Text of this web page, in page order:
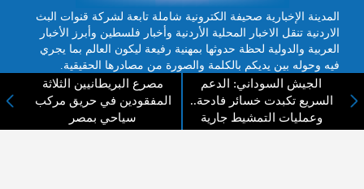
الجيش السوداني: الدعم
السريع تكبدت خسائر فادحة..
وعمليات التمشيط جارية
مصرع البريطانيين الثلاثة
المفقودين في حريق مركب
سياحي بمصر
المدينة الإخبارية صحيفة الكترونية شاملة تابعة لشركة قنوات البث
الاردنية تنقل الاخبار المحلية الأردنية وأخبار فلسطين وأبرز الأخبار
العربية والدولية لحظة حدوثها بمهنية رفيعة ليكون العالم بما يجري
فيه وحوله بين يديكم بالكلمة والصورة من مصادرها الحقيقية.
عن الشركة
اتصل بنا